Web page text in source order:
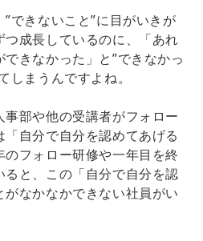
できないこと”に目がいきが
成長しているのに、「あれ
きなかった」と”できなかっ
しまうんですよね。
部や他の受講者がフォロー
自分で自分を認めてあげる
フォロー研修や一年目を終
ると、この「自分で自分を認
なかなかできない社員がい